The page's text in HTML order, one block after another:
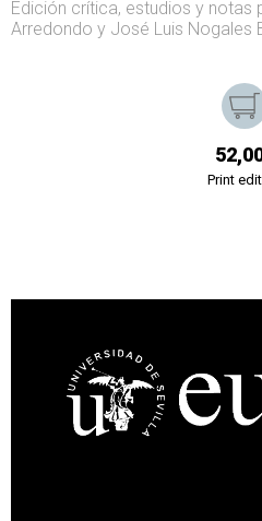
Edición crítica, estudios y notas
Arredondo y José Luis Nogales
Print